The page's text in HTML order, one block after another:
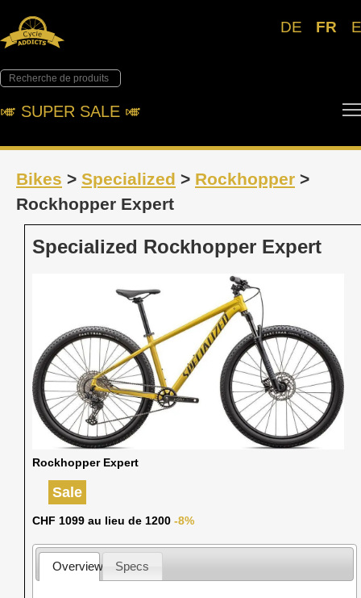
DE FR
🎺︎ SUPER SALE 🎺︎
Bikes > Specialized > Rockhopper >
Rockhopper Expert
Specialized Rockhopper Expert
Rockhopper Expert
Sale
CHF 1099 au lieu de 1200 -8%
Overview Specs